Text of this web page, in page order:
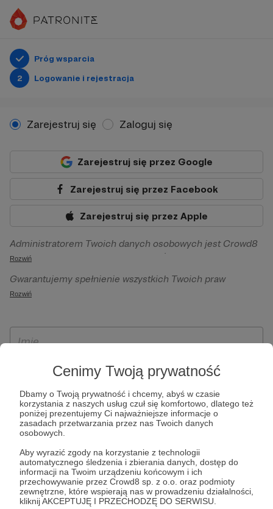
Cenimy Twoją prywatność
Dbamy o Twoją prywatność i chcemy, abyś w czasie
korzystania z naszych usług czuł się komfortowo, dlatego też
poniżej prezentujemy Ci najważniejsze informacje o
zasadach przetwarzania przez nas Twoich danych
osobowych.
Aby wyrazić zgody na korzystanie z technologii
automatycznego śledzenia i zbierania danych, dostęp do
informacji na Twoim urządzeniu końcowym i ich
przechowywanie przez Crowd8 sp. z o.o. oraz podmioty
zewnętrzne, które wspierają nas w prowadzeniu działalności,
kliknij AKCEPTUJĘ I PRZECHODZĘ DO SERWISU.
Próg wsparcia
2
Logowanie i rejestracja
Zarejestruj się Zaloguj się
Zarejestruj się przez Google
Zarejestruj się przez Facebook
Zarejestruj się przez Apple
Administratorem Twoich danych osobowych jest Crowd8
sp. z o.o. z siedziba w Warszawie, ul. Żwirki i Wigury 16, 02-
092 Warszawa. Twoje dane osobowe będą przetwarzane w
szczególności w celu wykonania umowy zawartej z Tobą, w
Patronite.pl, w tym możliwości dokonywania oraz
otrzymywania wsparcia na naszej platformie oraz
Rozwiń
Gwarantujemy spełnienie wszystkich Twoich praw
wynikających z ogólnego rozporządzenia o ochronie
ich przenoszenia, niepodlegania zautomatyzowanemu
wyrażenia sprzeciwu wobec przetwarzania Twoich danych
osobowych. Rejestracja dla osób niepełnoletnich możliwa
jest po przekazaniu podpisanego formularza "Zgodna na
założenie konta przez osobę niepełnoletnią", formularz
dostępny jest na stronie regulaminu Patronite.pl.
Rozwiń